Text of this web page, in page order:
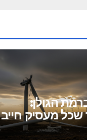
הגולן:
שכל מעסיק חייב
מקריסת פרויקט